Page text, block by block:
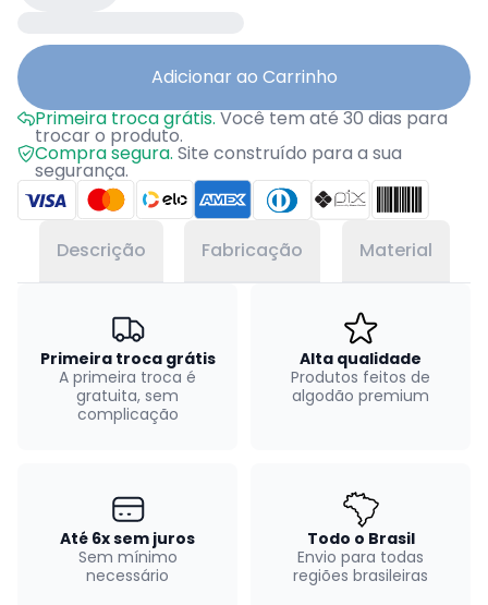
Adicionar ao Carrinho
Primeira troca grátis.Você tem até 30 dias para
trocar o produto.
Compra segura. Site construído para a sua
segurança.
Descrição Fabricação Material
Primeira troca grátis
A primeira troca é
gratuita, sem
complicação
Alta qualidade
Produtos feitos de
algodão premium
Até 6x sem juros
Sem mínimo
necessário
Todo o Brasil
Envio para todas
regiões brasileiras